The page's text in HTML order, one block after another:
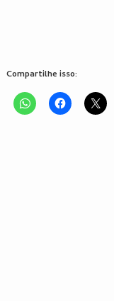
Compartilhe isso: